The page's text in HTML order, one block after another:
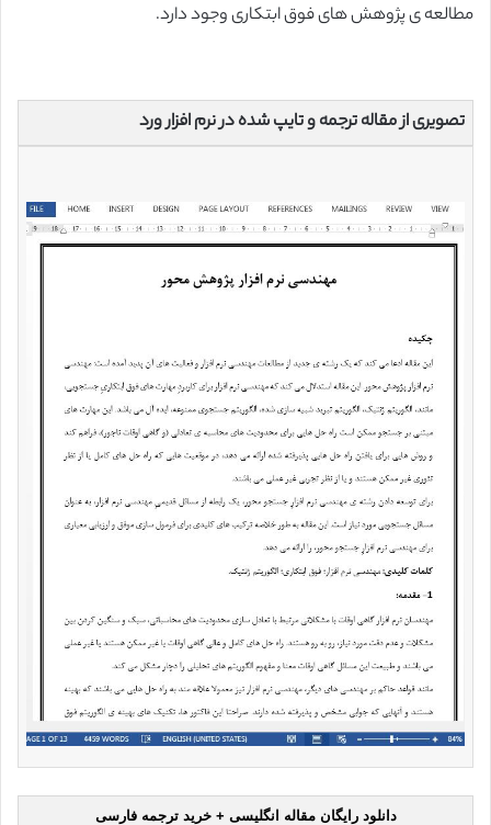
مطالعه ی پژوهش های فوق ابتکاری وجود دارد.
تصویری از مقاله ترجمه و تایپ شده در نرم افزار ورد
دانلود رایگان مقاله انگلیسی + خرید ترجمه فارسی